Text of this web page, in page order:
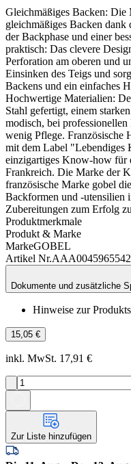
Gleichmäßiges Backen:
gleichmäßiges Backen dank
der Backphase und einer
praktisch: Das clevere
Perforation am oberen und
Einsinken des Teigs und
Backens und ein einfaches
Hochwertige Materialien:
Stahl gefertigt, einem
modisch, bei
wenig Pflege. Französische
mit dem Label "Lebendiges
einzigartiges Know-how für
Frankreich. Die Marke der
französische Marke gobel
Backformen und -utensilien
Zubereitungen zum Erfolg
Produktmerkmale
Produkt & Marke
MarkeGOBEL
Artikel Nr.AAA0045965542
Dokumente und zusätzliche
Hinweise zur
15,05 €
inkl. MwSt. 17,91 €
Zur Liste hinzufügen